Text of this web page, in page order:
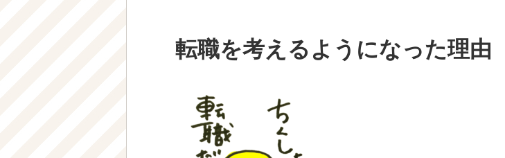
転職を考えるようになった理由